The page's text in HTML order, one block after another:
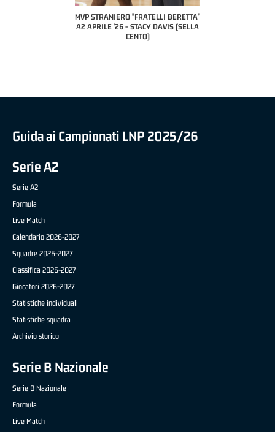
MVP STRANIERO "FRATELLI BERETTA"
A2 APRILE '26 - STACY DAVIS (SELLA
CENTO)
MVP "FRATELLI BERETTA"
DILAS B NAZIONALE
Guida ai Campionati LNP 2025/26
Serie A2
Serie A2
Formula
Live Match
Calendario 2026-2027
Squadre 2026-2027
Classifica 2026-2027
Giocatori 2026-2027
Statistiche individuali
Statistiche squadra
Archivio storico
Serie B Nazionale
Serie B Nazionale
Formula
Live Match